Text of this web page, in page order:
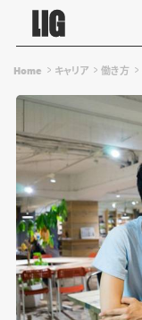
Home キャリア 働き方